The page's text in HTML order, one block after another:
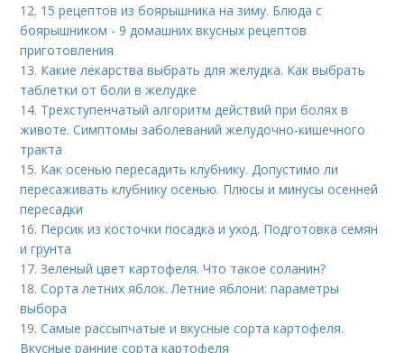
12. 15 рецептов из боярышника на зиму. Блюда с
боярышником - 9 домашних вкусных рецептов
приготовления
13. Какие лекарства выбрать для желудка. Как выбрать
таблетки от боли в желудке
14. Трехступенчатый алгоритм действий при болях в
животе. Симптомы заболеваний желудочно-кишечного
тракта
15. Как осенью пересадить клубнику. Допустимо ли
пересаживать клубнику осенью. Плюсы и минусы осенней
пересадки
16. Персик из косточки посадка и уход. Подготовка семян
и грунта
17.Зеленый цвет картофеля. Что такое соланин?
18.Сорта летних яблок. Летние яблони: параметры
выбора
19.Самые рассыпчатые и вкусные сорта картофеля.
Вкусные ранние сорта картофеля